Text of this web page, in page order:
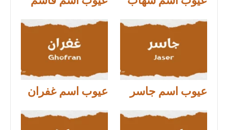
عيوب اسم جاسر عيوب اسم غفران